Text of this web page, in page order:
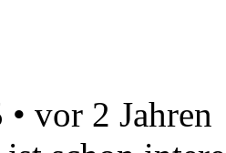
• vor 2 Jahren